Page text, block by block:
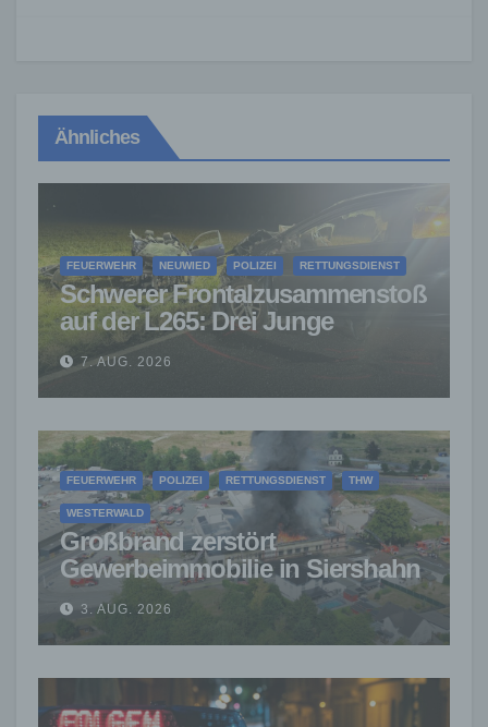
Ähnliches
FEUERWEHR NEUWIED POLIZEI RETTUNGSDIENST
Schwerer Frontalzusammenstoß
auf der L265: Drei Junge
Menschen sterben
7. AUG. 2026
FEUERWEHR POLIZEI RETTUNGSDIENST THW
WESTERWALD
Großbrand zerstört
Gewerbeimmobilie in Siershahn
– Millionenschaden entstanden
3. AUG. 2026